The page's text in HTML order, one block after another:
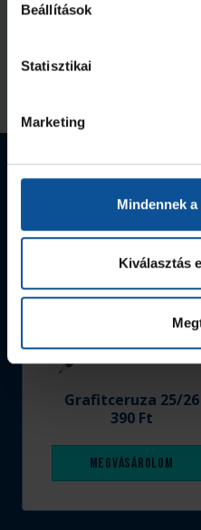
Beállítások
Statisztikai
Marketing
Mindennek
Kiválasztás
Handball Family
OTP Bank-PICK Szeged–HBC
Webshop termékek
Grafitceruza 25/26
390 Ft
Megvásárolom